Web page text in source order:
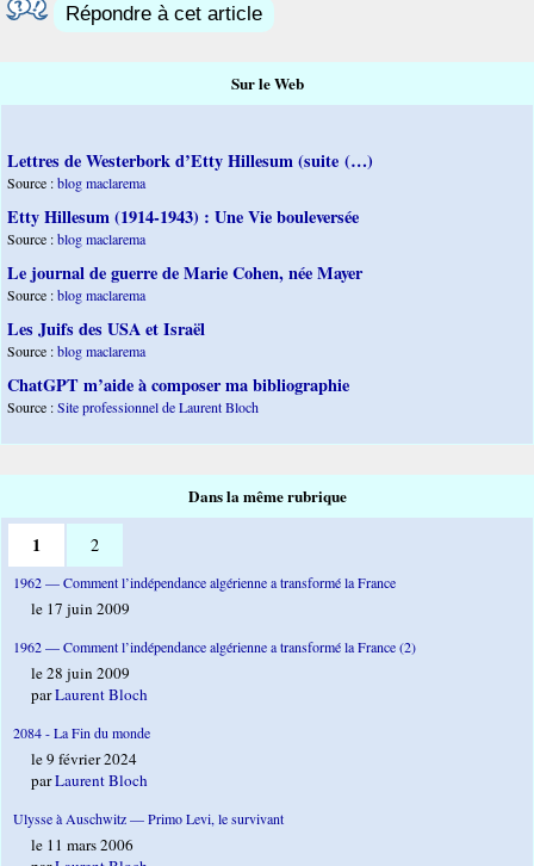
Répondre à cet article
Sur le Web
Lettres de Westerbork d’Etty Hillesum (suite (…)
Source :blog maclarema
Etty Hillesum (1914-1943) : Une Vie bouleversée
Source :blog maclarema
Le journal de guerre de Marie Cohen, née Mayer
Source :blog maclarema
Les Juifs des USA et Israël
Source :blog maclarema
ChatGPT m’aide à composer ma bibliographie
Source :Site professionnel de Laurent Bloch
Dans la même rubrique
1 2
1962 — Comment l’indépendance algérienne a transformé la France
le 17 juin 2009
1962 — Comment l’indépendance algérienne a transformé la France (2)
le 28 juin 2009
parLaurent Bloch
2084 - La Fin du monde
le 9 février 2024
parLaurent Bloch
Ulysse à Auschwitz — Primo Levi, le survivant
le 11 mars 2006